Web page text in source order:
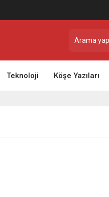
Teknoloji Köşe Yazıları